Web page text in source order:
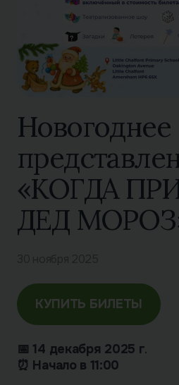
Новогоднее
«КОГДА
ДЕД
КУПИТЬ БИЛЕТЫ
📅 14 декабря 2025 г.
⏰ Начало в 11:00